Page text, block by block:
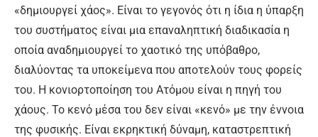
«δημιουργεί χάος». Είναι το γεγονός ότι η ίδια η ύπαρξη
του συστήματος είναι μια επαναληπτική διαδικασία η
οποία αναδημιουργεί το χαοτικό της υπόβαθρο,
διαλύοντας τα υποκείμενα που αποτελούν τους φορείς
του. Η κονιορτοποίηση του Ατόμου είναι η πηγή του
χάους. Το κενό μέσα του δεν είναι «κενό» με την έννοια
της φυσικής. Είναι εκρηκτική δύναμη, καταστρεπτική